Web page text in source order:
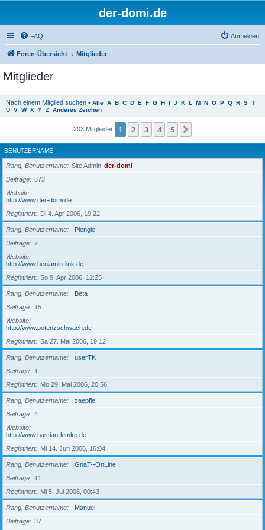
der-domi.de
FAQ Anmelden
Foren-Übersicht Mitglieder
Mitglieder
Nach einem Mitglied suchen • Alle A B C D E F G H I J K L M N O P Q R S T
U V W X Y Z Anderes Zeichen
203 Mitglieder 1 2 3 4 5
BENUTZERNAME
Rang, Benutzername Site Admin der-domi
Beiträge
673
Website
http://www.der-domi.de
Registriert
Di 4. Apr 2006, 19:22
Rang, Benutzername
Piengie
Beiträge
7
Website
http://www.benjamin-link.de
Registriert
So 9. Apr 2006, 12:25
Rang, Benutzername
Beta
Beiträge
15
Website
http://www.potenzschwach.de
Registriert
Sa 27. Mai 2006, 19:12
Rang, Benutzername
userTK
Beiträge
1
Registriert
Mo 29. Mai 2006, 20:56
Rang, Benutzername
zaepfle
Beiträge
4
Website
http://www.bastian-lemke.de
Registriert
Mi 14. Jun 2006, 16:04
Rang, Benutzername
GnaT--OnLine
Beiträge
11
Registriert
Mi 5. Jul 2006, 00:43
Rang, Benutzername
Manuel
Beiträge
37